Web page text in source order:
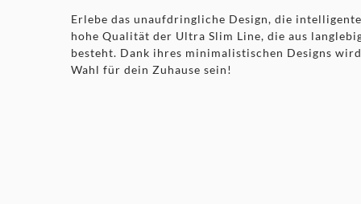
Erlebe das unaufdringliche Design, die
hohe Qualität der Ultra Slim Line, die aus
besteht. Dank ihres minimalistischen Designs
Wahl für dein Zuhause sein!